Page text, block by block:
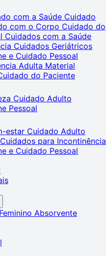
com a Saúde Cuidado
com o Corpo Cuidado do
Cuidados com a Saúde
Cuidados Geriátricos
e Cuidado Pessoal
Adulta Material
do Paciente
Cuidado Adulto
Pessoal
estar Cuidado Adulto
Cuidados para Incontinência
e Cuidado Pessoal
Absorvente